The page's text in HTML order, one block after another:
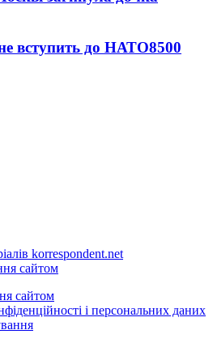
вступить до НАТО8500
korrespondent.net
сайтом
сайтом
і персональних даних